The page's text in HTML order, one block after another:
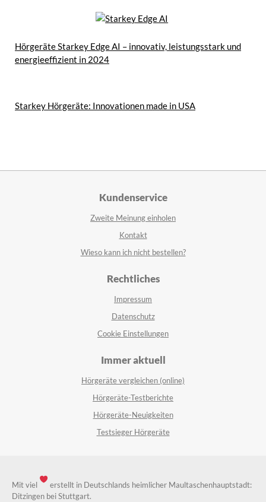
Hörgeräte Starkey Edge AI – innovativ, leistungsstark und
energieeffizient in 2024
Starkey Hörgeräte: Innovationen made in USA
Kundenservice
Zweite Meinung einholen
Kontakt
Wieso kann ich nicht bestellen?
Rechtliches
Impressum
Datenschutz
Cookie Einstellungen
Immer aktuell
Hörgeräte vergleichen (online)
Hörgeräte-Testberichte
Hörgeräte-Neuigkeiten
Testsieger Hörgeräte
Mit viel
erstellt in Deutschlands heimlicher Maultaschenhauptstadt:
Ditzingen bei Stuttgart.